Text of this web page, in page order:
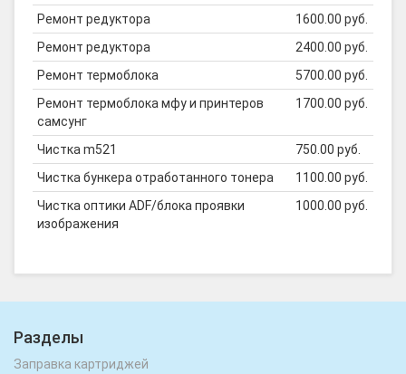
Ремонт редуктора
1600.00 руб.
Ремонт редуктора
2400.00 руб.
Ремонт термоблока
5700.00 руб.
Ремонт термоблока мфу и принтеров
самсунг
1700.00 руб.
Чистка m521
750.00 руб.
Чистка бункера отработанного тонера
1100.00 руб.
Чистка оптики ADF/блока проявки
изображения
1000.00 руб.
Разделы
Заправка картриджей